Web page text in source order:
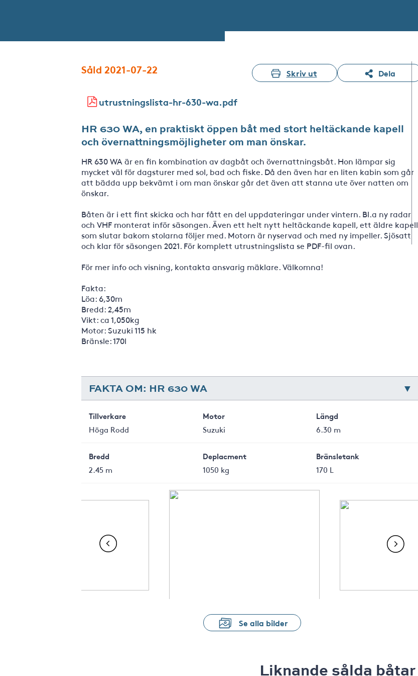
Såld 2021-07-22 Skriv ut Dela
utrustningslista-hr-630-wa.pdf
HR 630 WA, en praktiskt öppen båt med stort heltäckande kapell
och övernattningsmöjligheter om man önskar.
HR 630 WA är en fin kombination av dagbåt och övernattningsbåt. Hon lämpar sig
mycket väl för dagsturer med sol, bad och fiske. Då den även har en liten kabin som går
att bädda upp bekvämt i om man önskar går det även att stanna ute över natten om
önskar.
Båten är i ett fint skicka och har fått en del uppdateringar under vintern. Bl.a ny radar
och VHF monterat inför säsongen. Även ett helt nytt heltäckande kapell, ett äldre kapell
som slutar bakom stolarna följer med. Motorn är nyservad och med ny impeller. Sjösatt
och klar för säsongen 2021. För komplett utrustningslista se PDF-fil ovan.
För mer info och visning, kontakta ansvarig mäklare. Välkomna!
Fakta:
Löa: 6,30m
Bredd: 2,45m
Vikt: ca 1,050kg
Motor: Suzuki 115 hk
Bränsle: 170l
FAKTA OM: HR 630 WA
Tillverkare
Höga Rodd
Motor
Suzuki
Längd
6.30 m
Bredd
2.45 m
Deplacment
1050 kg
Bränsletank
170 L
Se alla bilder
Liknande sålda båtar